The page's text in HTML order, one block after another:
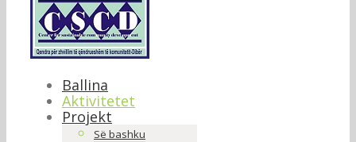
Ballina
Aktivitetet
Projekt
Së bashku